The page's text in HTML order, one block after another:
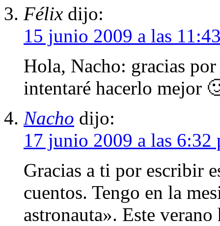
Félix dijo:
15 junio 2009 a las
Hola, Nacho: gracias
intentaré hacerlo mejor
Nacho dijo:
17 junio 2009 a las 6:32
Gracias a ti por escribir
cuentos. Tengo en la
astronauta». Este